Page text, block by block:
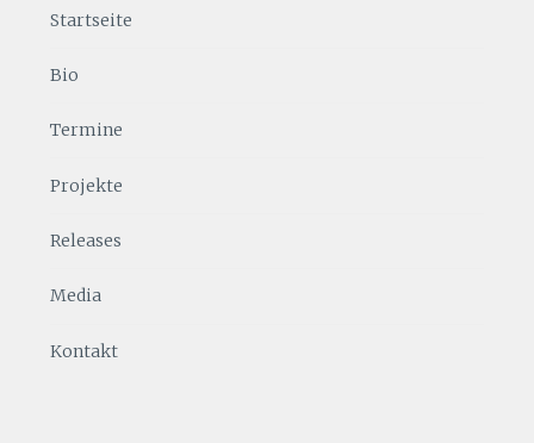
Startseite
Bio
Termine
Projekte
Releases
Media
Kontakt